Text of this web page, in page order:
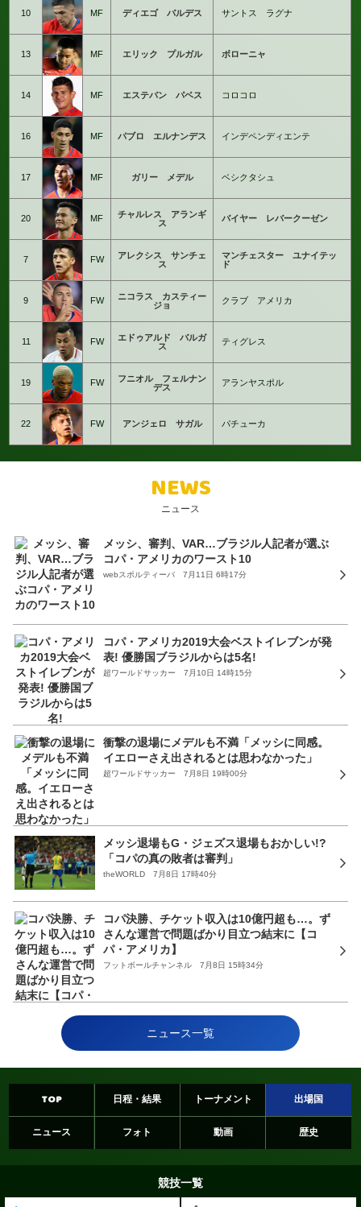
10 MF ディエゴ バルデス サントス ラグナ
13 MF エリック プルガル ボローニャ
14 MF エステバン パベス コロコロ
16 MF パブロ エルナンデス インデペンディエンテ
17 MF ガリー メデル ベシクタシュ
20 MF
チャルレス アランギ
ス
バイヤー レバークーゼン
7 FW
アレクシス サンチェ
ス
マンチェスター ユナイテッ
ド
9 FW
ニコラス カスティー
ジョ
クラブ アメリカ
11 FW
エドゥアルド バルガ
ス
ティグレス
19 FW
フニオル フェルナン
デス
アランヤスポル
22 FW アンジェロ サガル パチューカ
NEWS
ニュース
メッシ、審判、VAR…ブラジル人記者が選ぶ
コパ・アメリカのワースト10
webスポルティーバ 7月11日 6時17分
コパ・アメリカ2019大会ベストイレブンが発
表! 優勝国ブラジルからは5名!
超ワールドサッカー 7月10日 14時15分
衝撃の退場にメデルも不満「メッシに同感。
イエローさえ出されるとは思わなかった」
超ワールドサッカー 7月8日 19時00分
メッシ退場もG・ジェズス退場もおかしい!?
「コパの真の敗者は審判」
theWORLD 7月8日 17時40分
コパ決勝、チケット収入は10億円超も…。ず
さんな運営で問題ばかり目立つ結末に【コ
パ・アメリカ】
フットボールチャンネル 7月8日 15時34分
ニュース一覧
TOP 日程・結果 トーナメント 出場国
ニュース フォト 動画 歴史
競技一覧